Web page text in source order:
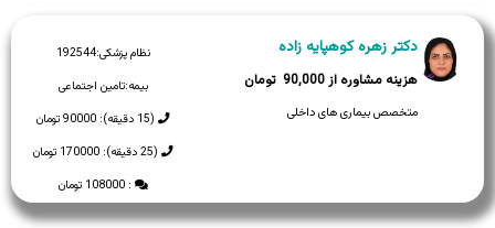
نظام پزشکی:192544
بیمه:تامین اجتماعی
(15 دقیقه): 90000 تومان
(25 دقیقه): 170000 تومان
: 108000 تومان
دکتر زهره کوهپایه زاده
90,000
متخصص بیماری های داخلی